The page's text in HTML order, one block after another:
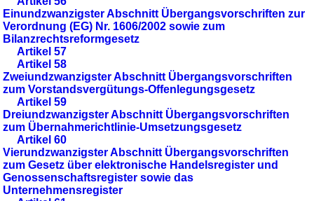
Einundzwanzigster Abschnitt Übergangsvorschriften zur
Verordnung (EG) Nr. 1606/2002 sowie zum
Bilanzrechtsreformgesetz
Artikel 57
Artikel 58
Zweiundzwanzigster Abschnitt Übergangsvorschriften
zum Vorstandsvergütungs-Offenlegungsgesetz
Artikel 59
Dreiundzwanzigster Abschnitt Übergangsvorschriften
zum Übernahmerichtlinie-Umsetzungsgesetz
Artikel 60
Vierundzwanzigster Abschnitt Übergangsvorschriften
zum Gesetz über elektronische Handelsregister und
Genossenschaftsregister sowie das
Unternehmensregister